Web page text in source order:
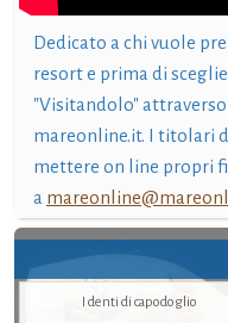
Dedicato a chi vuole
resort e prima di
"Visitandolo"
mareonline.it. I titolari
mettere on line propri
a
I denti di capodoglio